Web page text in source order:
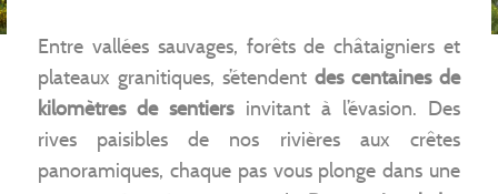
Entre vallées sauvages, forêts de châtaigniers et
plateaux granitiques, s’étendent des centaines de
kilomètres de sentiersinvitant à l’évasion. Des
rives paisibles de nos rivières aux crêtes
panoramiques, chaque pas vous plonge dans une